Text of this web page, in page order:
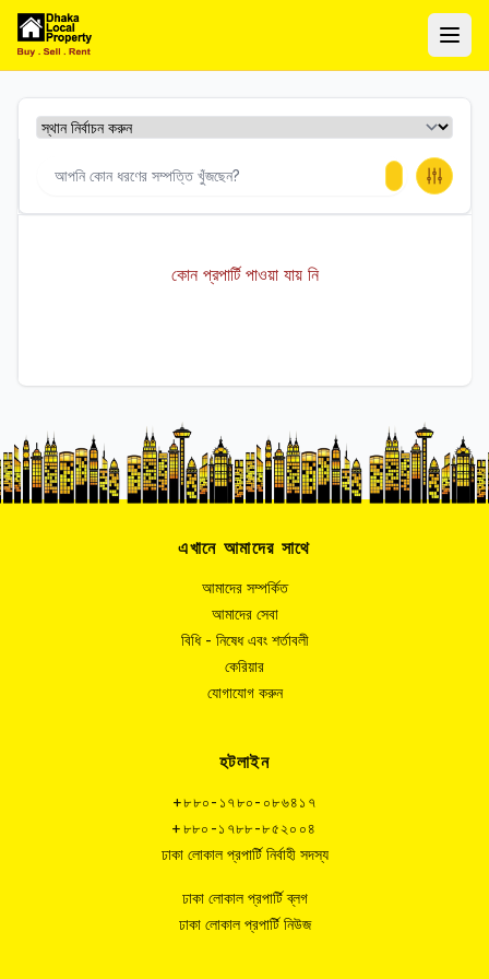
ঢাকা লোকাল প্রপার্টি
কোন প্রপার্টি পাওয়া যায় নি
এখানে আমাদের সাথে
আমাদের সম্পর্কিত
আমাদের সেবা
বিধি - নিষেধ এবং শর্তাবলী
কেরিয়ার
যোগাযোগ করুন
হটলাইন
+৮৮০-১৭৮০-০৮৬৪১৭
+৮৮০-১৭৮৮-৮৫২০০৪
ঢাকা লোকাল প্রপার্টি নির্বাহী সদস্য
ঢাকা লোকাল প্রপার্টি ব্লগ
ঢাকা লোকাল প্রপার্টি নিউজ